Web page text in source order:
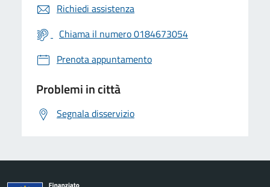
Richiedi assistenza
Chiama il numero 0184673054
Prenota appuntamento
Problemi in città
Segnala disservizio